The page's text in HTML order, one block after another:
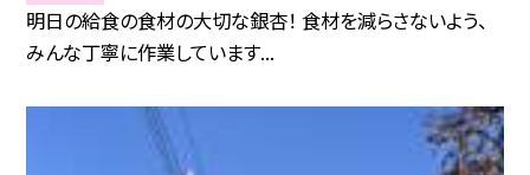
明日の給食の食材の大切な銀杏！ 食材を減らさないよう、
みんな丁寧に作業しています...